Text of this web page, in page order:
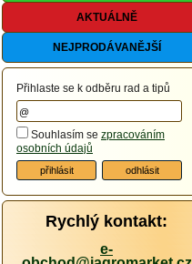
AKTUÁLNĚ
NEJPRODÁVANĚJŠÍ
Přihlaste se k odběru rad a tipů
Souhlasím se zpracováním
osobních údajů
Rychlý kontakt:
e-